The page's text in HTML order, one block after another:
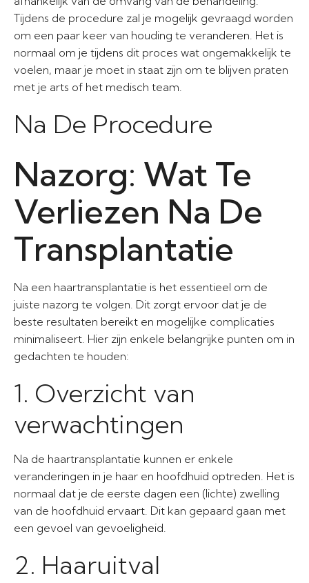
Tijdens de procedure zal je mogelijk gevraagd worden
om een paar keer van houding te veranderen. Het is
normaal om je tijdens dit proces wat ongemakkelijk te
voelen, maar je moet in staat zijn om te blijven praten
met je arts of het medisch team.
Na De Procedure
Nazorg: Wat Te
Verliezen Na De
Transplantatie
Na een haartransplantatie is het essentieel om de
juiste nazorg te volgen. Dit zorgt ervoor dat je de
beste resultaten bereikt en mogelijke complicaties
minimaliseert. Hier zijn enkele belangrijke punten om in
gedachten te houden:
1. Overzicht van
verwachtingen
Na de haartransplantatie kunnen er enkele
veranderingen in je haar en hoofdhuid optreden. Het is
normaal dat je de eerste dagen een (lichte) zwelling
van de hoofdhuid ervaart. Dit kan gepaard gaan met
een gevoel van gevoeligheid.
2. Haaruitval